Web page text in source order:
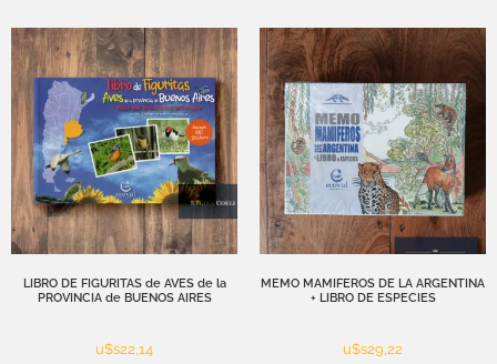
LIBRO DE FIGURITAS de AVES de la
PROVINCIA de BUENOS AIRES
u$s22,14
MEMO MAMIFEROS DE LA ARGENTINA
+ LIBRO DE ESPECIES
u$s29,22